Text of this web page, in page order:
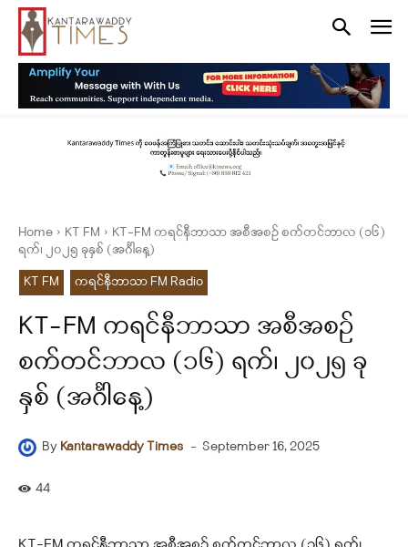
Home KT FM
KT-FM ကရင်နီဘာသာ အစီအစဉ် စက်တင်ဘာလ (၁၆)
ရက်၊ ၂၀၂၅ ခုနှစ် (အင်္ဂါနေ့)
KT FM
ကရင်နီဘာသာ FM Radio
KT-FM ကရင်နီဘာသာ အစီအစဉ်
စက်တင်ဘာလ (၁၆) ရက်၊ ၂၀၂၅ ခု
နှစ် (အင်္ဂါနေ့)
By Kantarawaddy Times - September 16, 2025
44